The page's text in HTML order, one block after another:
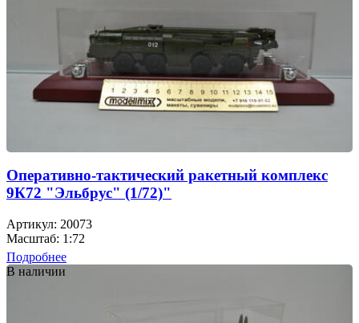
Оперативно-тактический ракетный комплекс
9К72 "Эльбрус" (1/72)"
Артикул: 20073
Масштаб: 1:72
Подробнее
В наличии